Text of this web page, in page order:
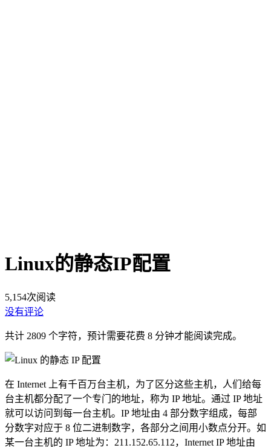
Linux的静态IP配置
5,154次阅读
没有评论
共计 2809 个字符，预计需要花费 8 分钟才能阅读完成。
在 Internet 上有千百万台主机，为了区分这些主机，人们给每
台主机都分配了一个专门的地址，称为 IP 地址。通过 IP 地址
就可以访问到每一台主机。IP 地址由 4 部分数字组成，每部
分数字对应于 8 位二进制数字，各部分之间用小数点分开。如
某一台主机的 IP 地址为：211.152.65.112，Internet IP 地址由